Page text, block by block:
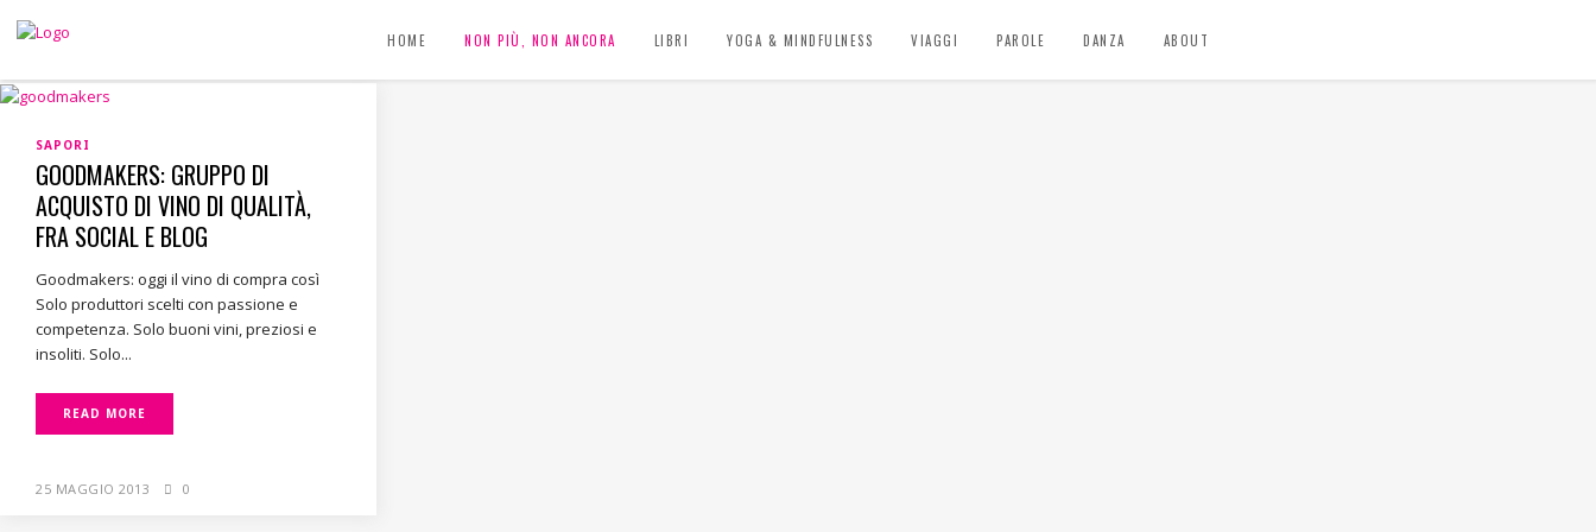
HOME NON PIÙ, NON ANCORA LIBRI YOGA & MINDFULNESS VIAGGI PAROLE DANZA ABOUT
SAPORI
GOODMAKERS: GRUPPO DI
ACQUISTO DI VINO DI QUALITÀ,
FRA SOCIAL E BLOG
Goodmakers: oggi il vino di compra così
Solo produttori scelti con passione e
competenza. Solo buoni vini, preziosi e
insoliti. Solo...
READ MORE
25 MAGGIO 2013 0